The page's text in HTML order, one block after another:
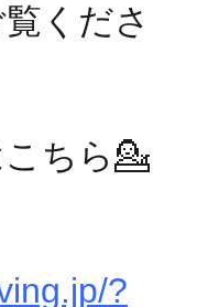
くださ
ちら💁
?